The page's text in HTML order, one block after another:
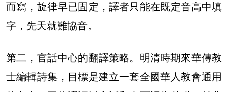
而寫，旋律早已固定，譯者只能在既定音高中填
字，先天就難協音。
第二，官話中心的翻譯策略。明清時期來華傳教
士編輯詩集，目標是建立一套全國華人教會通用